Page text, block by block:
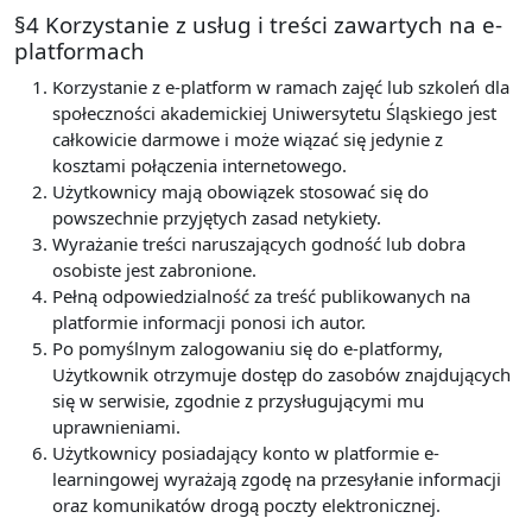
§4 Korzystanie z usług i treści zawartych na e-
platformach
Korzystanie z e-platform w ramach zajęć lub szkoleń dla
społeczności akademickiej Uniwersytetu Śląskiego jest
całkowicie darmowe i może wiązać się jedynie z
kosztami połączenia internetowego.
Użytkownicy mają obowiązek stosować się do
powszechnie przyjętych zasad netykiety.
Wyrażanie treści naruszających godność lub dobra
osobiste jest zabronione.
Pełną odpowiedzialność za treść publikowanych na
platformie informacji ponosi ich autor.
Po pomyślnym zalogowaniu się do e-platformy,
Użytkownik otrzymuje dostęp do zasobów znajdujących
się w serwisie, zgodnie z przysługującymi mu
uprawnieniami.
Użytkownicy posiadający konto w platformie e-
learningowej wyrażają zgodę na przesyłanie informacji
oraz komunikatów drogą poczty elektronicznej.